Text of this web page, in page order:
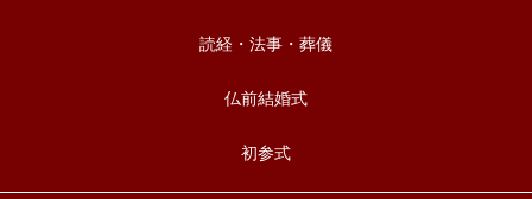
読経・法事・葬儀
仏前結婚式
初参式